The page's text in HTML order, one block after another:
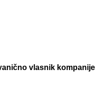
vlasnik